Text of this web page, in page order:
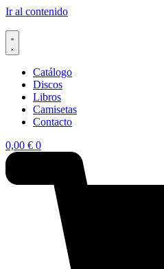
Ir al contenido
Catálogo
Discos
Libros
Camisetas
Contacto
0,00 € 0